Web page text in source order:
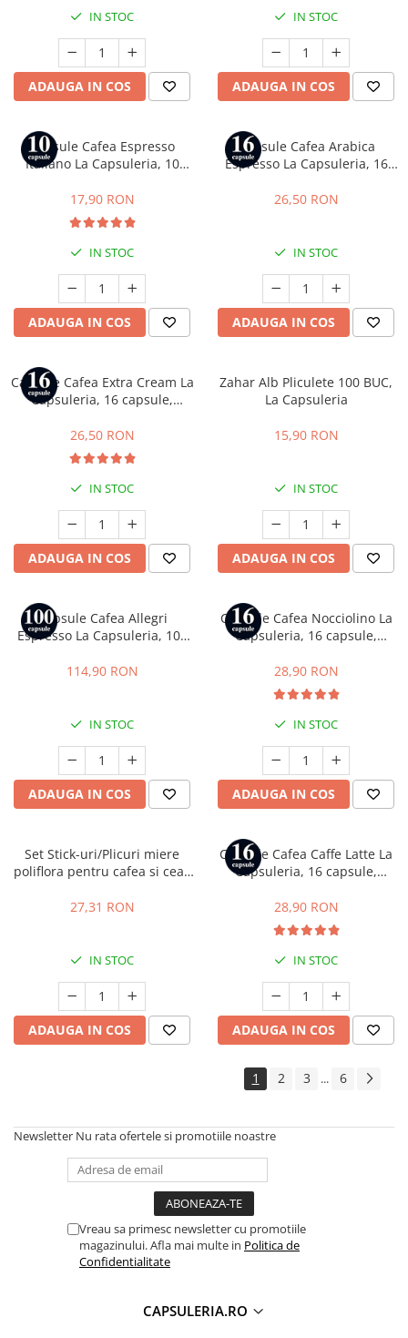
IN STOC
ADAUGA IN COS
IN STOC
ADAUGA IN COS
Capsule Cafea Espresso
Italiano La Capsuleria, 10
Nespresso
17,90 RON
IN STOC
ADAUGA IN COS
Capsule Cafea Arabica
Espresso La Capsuleria, 16
Gusto
26,50 RON
IN STOC
ADAUGA IN COS
Capsule Cafea Extra Cream La
Capsuleria, 16 capsule,
26,50 RON
IN STOC
ADAUGA IN COS
Zahar Alb Pliculete 100 BUC,
La Capsuleria
15,90 RON
IN STOC
ADAUGA IN COS
Capsule Cafea Allegri
Espresso La Capsuleria, 100
Nespresso
114,90 RON
IN STOC
ADAUGA IN COS
Capsule Cafea Nocciolino La
Capsuleria, 16 capsule,
28,90 RON
IN STOC
ADAUGA IN COS
Set Stick-uri/Plicuri miere
poliflora pentru cafea si ceai,
27,31 RON
IN STOC
ADAUGA IN COS
Capsule Cafea Caffe Latte La
Capsuleria, 16 capsule,
28,90 RON
IN STOC
ADAUGA IN COS
1 2 3 ... 6
Newsletter Nu rata ofertele si promotiile noastre
Vreau sa primesc newsletter cu promotiile
magazinului. Afla mai multe in Politica de
Confidentialitate
CAPSULERIA.RO